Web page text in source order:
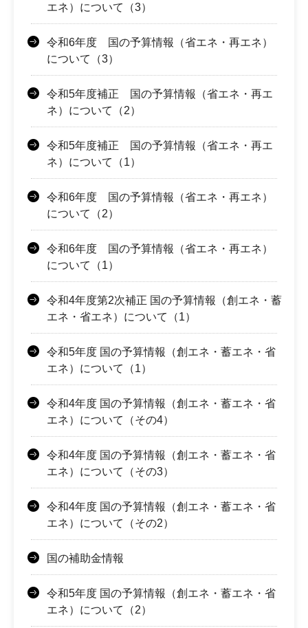
エネ）について（3）
令和6年度 国の予算情報（省エネ・再エネ）
について（3）
令和5年度補正 国の予算情報（省エネ・再エ
ネ）について（2）
令和5年度補正 国の予算情報（省エネ・再エ
ネ）について（1）
令和6年度 国の予算情報（省エネ・再エネ）
について（2）
令和6年度 国の予算情報（省エネ・再エネ）
について（1）
令和4年度第2次補正 国の予算情報（創エネ・蓄
エネ・省エネ）について（1）
令和5年度 国の予算情報（創エネ・蓄エネ・省
エネ）について（1）
令和4年度 国の予算情報（創エネ・蓄エネ・省
エネ）について（その4）
令和4年度 国の予算情報（創エネ・蓄エネ・省
エネ）について（その3）
令和4年度 国の予算情報（創エネ・蓄エネ・省
エネ）について（その2）
国の補助金情報
令和5年度 国の予算情報（創エネ・蓄エネ・省
エネ）について（2）